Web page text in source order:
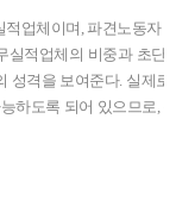
업체이며, 파견노동자
실적업체의 비중과 초
성격을 보여준다. 실제
하도록 되어 있으므로,